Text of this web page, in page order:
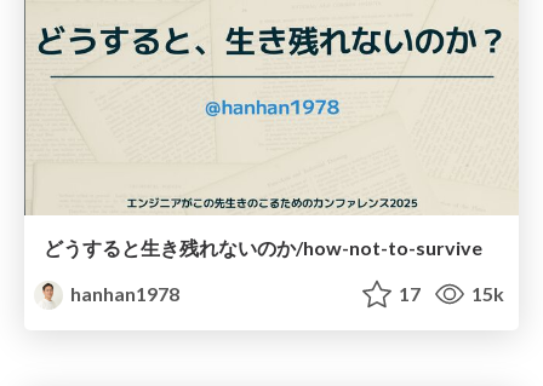
どうすると生き残れないのか/how-not-to-survive
hanhan1978
17 15k